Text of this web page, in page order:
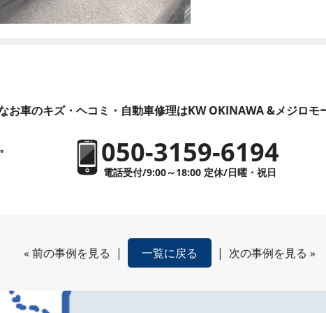
お車のキズ・ヘコミ・自動車修理はKW OKINAWA &メジロモ
050-3159-6194
電話受付/9:00～18:00 定休/日曜・祝日
« 前の事例を見る | 一覧に戻る | 次の事例を見る »